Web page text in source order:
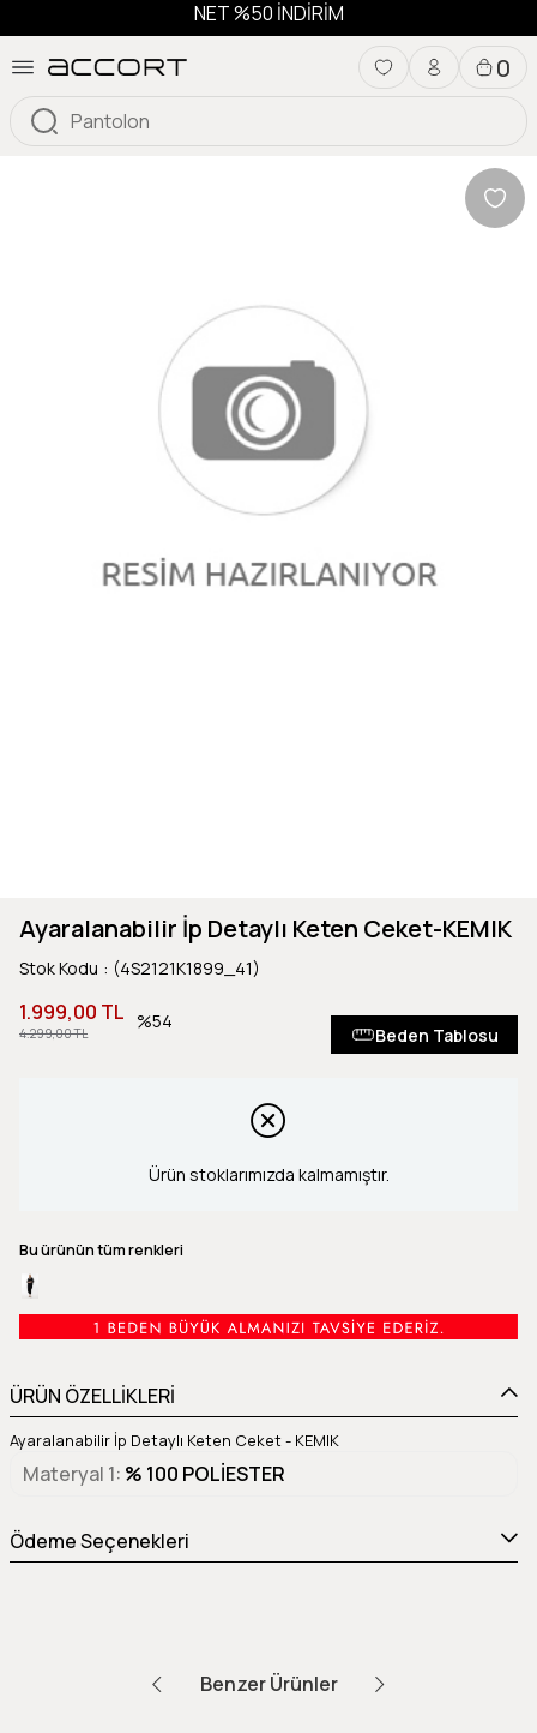
NET %50 İNDİRİM
0
Ayaralanabilir İp Detaylı Keten Ceket-KEMIK
Stok Kodu (4S2121K1899_41)
4.299,00 TL
1.999,00 TL 54
Beden Tablosu
Ürün stoklarımızda kalmamıştır.
Bu ürünün tüm renkleri
ÜRÜN ÖZELLİKLERİ
Ayaralanabilir İp Detaylı Keten Ceket - KEMIK
Materyal 1 % 100 POLİESTER
Ödeme Seçenekleri
Benzer Ürünler